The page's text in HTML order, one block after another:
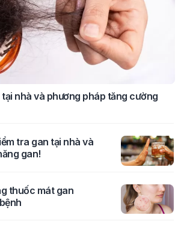
nhà và phương pháp tăng cường
tra gan tại nhà và
gan!
thuốc mát gan